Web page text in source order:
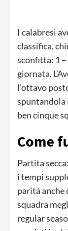
I calabresi
classifica,
sconfitta: 1
giornata.
l’ottavo
spuntandola
ben cinque
Come
Partita
i tempi
parità anche
squadra
regular